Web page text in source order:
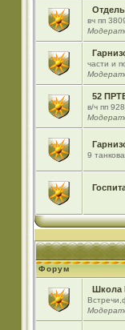
вч пп
части и
52
в/ч пп
9
Форум
Школа